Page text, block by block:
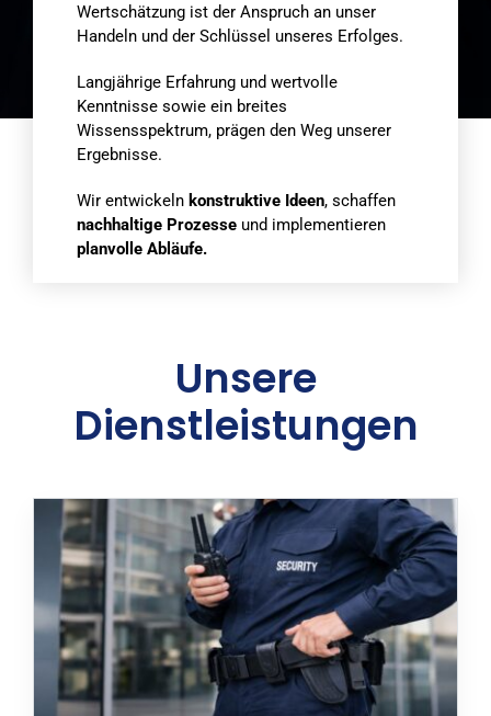
Wertschätzung ist der Anspruch an unser
Handeln und der Schlüssel unseres Erfolges.
Langjährige Erfahrung und wertvolle
Kenntnisse sowie ein breites
Wissensspektrum, prägen den Weg unserer
Ergebnisse.
Wir entwickeln konstruktive Ideen, schaffen
nachhaltige Prozesse und implementieren
planvolle Abläufe.
Unsere
Dienstleistungen